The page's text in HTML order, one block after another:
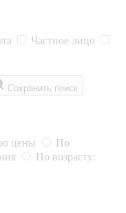
Частное лицо
Сохранить поиск
цены
По
По возрасту: